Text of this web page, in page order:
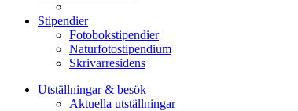
Stipendier
Fotobokstipendier
Naturfotostipendium
Skrivarresidens
Utställningar & besök
Aktuella utställningar